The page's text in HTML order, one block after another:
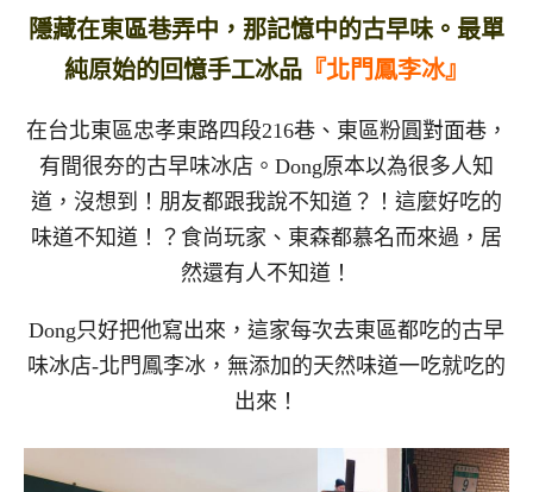
隱藏在東區巷弄中，那記憶中的古早味。最單
純原始的回憶手工冰品 『北門鳳李冰』
在台北東區忠孝東路四段216巷、東區粉圓對面巷，
有間很夯的古早味冰店。Dong原本以為很多人知
道，沒想到！朋友都跟我說不知道？！這麼好吃的
味道不知道！？食尚玩家、東森都慕名而來過，居
然還有人不知道！
Dong只好把他寫出來，這家每次去東區都吃的古早
味冰店-北門鳳李冰，無添加的天然味道一吃就吃的
出來！